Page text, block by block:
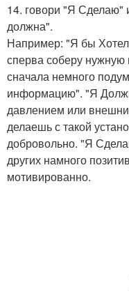
14. говори "Я Сделаю"
должна".
Например: "Я бы
сперва соберу
сначала немного
информацию". "Я
давлением или
делаешь с такой
добровольно. "Я
других намного
мотивированно.